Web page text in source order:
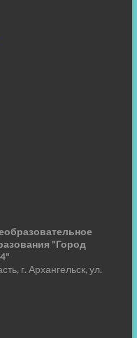
"Город
г. Архангельск, ул.